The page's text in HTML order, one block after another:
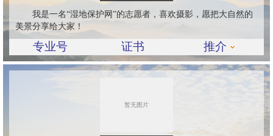
我是一名“湿地保护网”的志愿者，喜欢摄影，愿把大自然的
美景分享给大家！
专业号 证书 推介